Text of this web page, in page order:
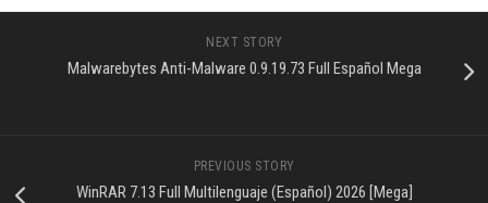
NEXT STORY
Malwarebytes Anti-Malware 0.9.19.73 Full Español Mega
PREVIOUS STORY
WinRAR 7.13 Full Multilenguaje (Español) 2026 [Mega]